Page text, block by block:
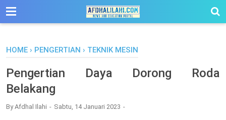
-->
HOME › PENGERTIAN › TEKNIK MESIN
Pengertian Daya Dorong Roda
Belakang
ByAfdhal Ilahi Sabtu, 14 Januari 2023